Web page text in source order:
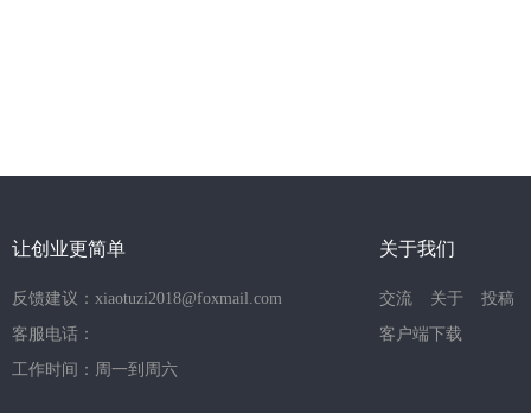
让创业更简单
反馈建议：xiaotuzi2018@foxmail.com
客服电话：
工作时间：周一到周六
关于我们
交流 关于
投稿
客户端下载